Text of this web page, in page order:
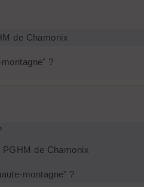
de Chamonix
?
de Chamonix
montagne" ?